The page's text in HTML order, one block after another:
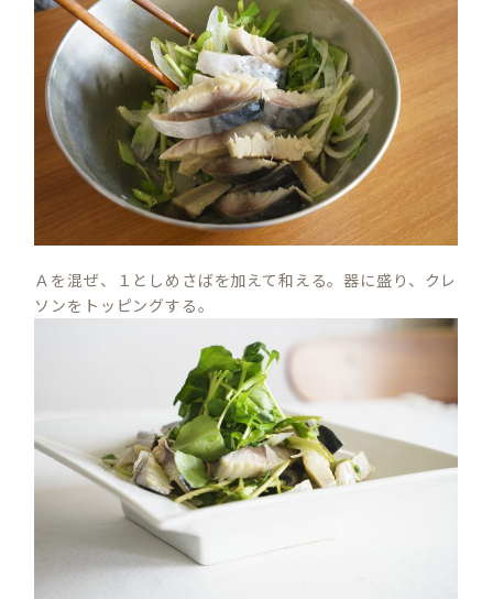
Ａを混ぜ、１としめさばを加えて和える。器に盛り、クレ
ソンをトッピングする。